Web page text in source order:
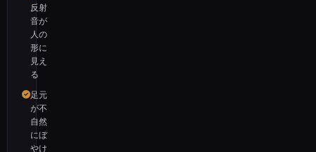
反射
音が
人の
形に
見え
る
足元
が不
自然
にぼ
やけ